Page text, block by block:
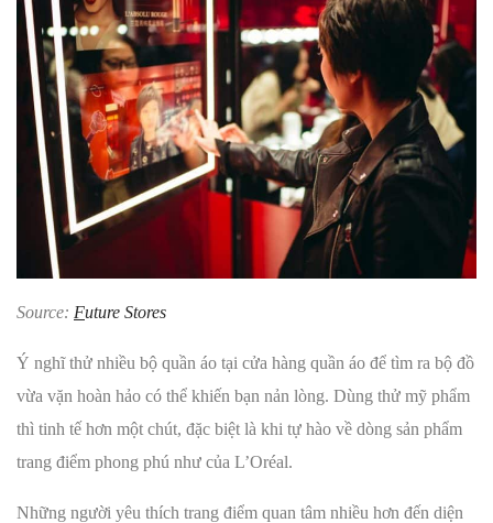
Source: Future Stores
Ý nghĩ thử nhiều bộ quần áo tại cửa hàng quần áo để tìm ra bộ đồ
vừa vặn hoàn hảo có thể khiến bạn nản lòng. Dùng thử mỹ phẩm
thì tinh tế hơn một chút, đặc biệt là khi tự hào về dòng sản phẩm
trang điểm phong phú như của L’Oréal.
Những người yêu thích trang điểm quan tâm nhiều hơn đến diện